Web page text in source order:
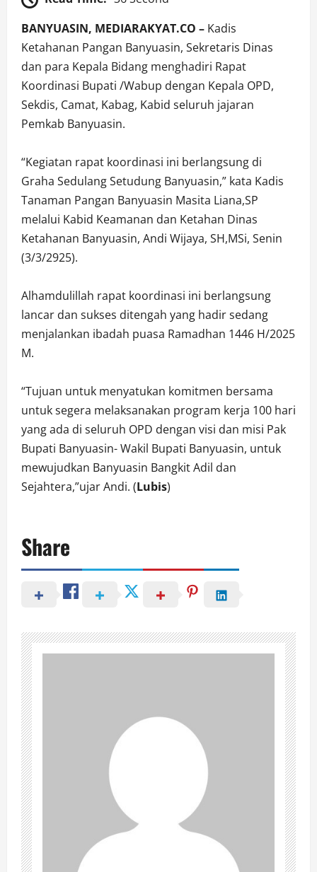
BANYUASIN, MEDIARAKYAT.CO – Kadis
Ketahanan Pangan Banyuasin, Sekretaris Dinas
dan para Kepala Bidang menghadiri Rapat
Koordinasi Bupati /Wabup dengan Kepala OPD,
Sekdis, Camat, Kabag, Kabid seluruh jajaran
Pemkab Banyuasin.
“Kegiatan rapat koordinasi ini berlangsung di
Graha Sedulang Setudung Banyuasin,” kata Kadis
Tanaman Pangan Banyuasin Masita Liana,SP
melalui Kabid Keamanan dan Ketahan Dinas
Ketahanan Banyuasin, Andi Wijaya, SH,MSi, Senin
(3/3/2925).
Alhamdulillah rapat koordinasi ini berlangsung
lancar dan sukses ditengah yang hadir sedang
menjalankan ibadah puasa Ramadhan 1446 H/2025
M.
“Tujuan untuk menyatukan komitmen bersama
untuk segera melaksanakan program kerja 100 hari
yang ada di seluruh OPD dengan visi dan misi Pak
Bupati Banyuasin- Wakil Bupati Banyuasin, untuk
mewujudkan Banyuasin Bangkit Adil dan
Sejahtera,”ujar Andi. (Lubis)
Share